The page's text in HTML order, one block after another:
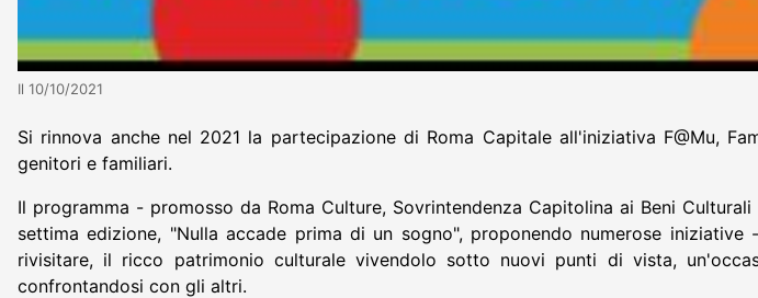
Il 10/10/2021
Si rinnova anche nel 2021 la partecipazione di Roma Capitale all'iniziativa F@Mu,
genitori e familiari.
Il programma - promosso da Roma Culture, Sovrintendenza Capitolina ai Beni
settima edizione, "Nulla accade prima di un sogno", proponendo numerose
rivisitare, il ricco patrimonio culturale vivendolo sotto nuovi punti di vista,
confrontandosi con gli altri.